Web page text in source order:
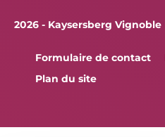
2026 - Kaysersberg Vignoble
Formulaire de contact
Plan du site